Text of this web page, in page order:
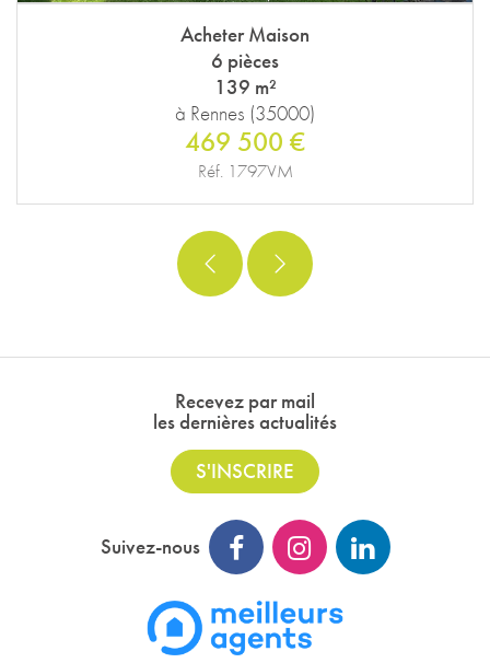
Acheter Maison
6 pièces
139 m²
à Rennes (35000)
469 500 €
Réf. 1797VM
Recevez par mail
les dernières actualités
S'INSCRIRE
Suivez-nous